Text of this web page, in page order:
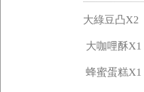
大綠豆凸X2
大咖哩酥X1
蜂蜜蛋糕X1